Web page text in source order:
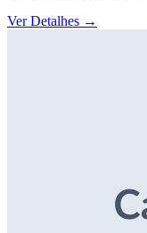
Ver Detalhes →